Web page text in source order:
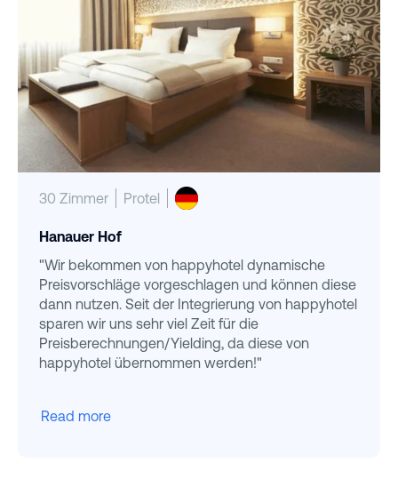
30 Zimmer Protel
Hanauer Hof
"Wir bekommen von happyhotel dynamische
Preisvorschläge vorgeschlagen und können diese
dann nutzen. Seit der Integrierung von happyhotel
sparen wir uns sehr viel Zeit für die
Preisberechnungen/Yielding, da diese von
happyhotel übernommen werden!"
Read more